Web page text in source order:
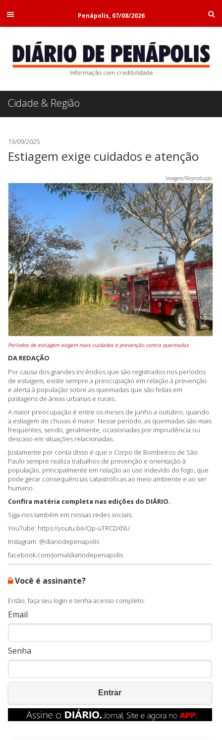
Penápolis, 07/08/2026
Cidade & Região
13/09/2025
Estiagem exige cuidados e atenção
Imagem/Reprodução
Períodos de estiagem exigem mais cuidados e prevenção contra queimadas
DA REDAÇÃO
Por causa dos grandes incêndios que são registrados nos períodos
de estiagem, existe sempre a preocupação em relação à prevenção
e alerta à população sobre as queimadas que são feitas em
pastagens de áreas urbanas e rurais.
A maior preocupação é entre os meses de junho a outubro, quando
a estiagem de chuvas é maior. Nesse período, as queimadas são mais
frequentes, sendo, geralmente, ocasionadas por imprudência ou
descaso em situações relacionadas.
Justamente por conta disso é que o Corpo de Bombeiros de São
Paulo sempre realiza trabalhos de prevenção e orientação à
população, principalmente em relação ao uso indevido do fogo, que
pode gerar consequências catastróficas ao meio ambiente e ao ser
humano.
Confira matéria completa nas edições do DIÁRIO.
Siga-nos também em nossas redes sociais:
YouTube: https://youtu.be/Qp-uTRCDXNU
Instagram: @diariodepenapolis
facebook.com/jornaldiariodepenapolis
Você é assinante?
Então, faça seu login e tenha acesso completo:
Email
Senha
Entrar